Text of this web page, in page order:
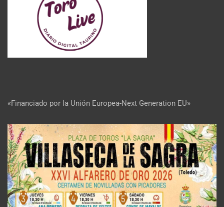
«Financiado por la Unión Europea-Next Generation EU»